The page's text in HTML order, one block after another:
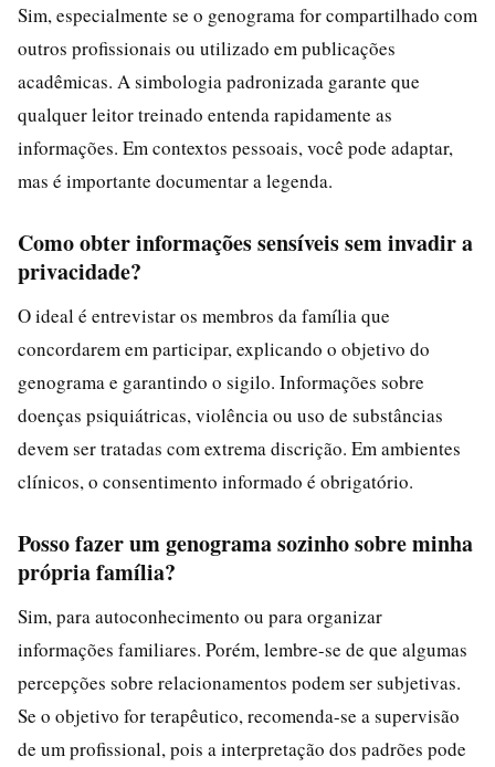
Sim, especialmente se o genograma for compartilhado com
outros profissionais ou utilizado em publicações
acadêmicas. A simbologia padronizada garante que
qualquer leitor treinado entenda rapidamente as
informações. Em contextos pessoais, você pode adaptar,
mas é importante documentar a legenda.
Como obter informações sensíveis sem invadir a
privacidade?
O ideal é entrevistar os membros da família que
concordarem em participar, explicando o objetivo do
genograma e garantindo o sigilo. Informações sobre
doenças psiquiátricas, violência ou uso de substâncias
devem ser tratadas com extrema discrição. Em ambientes
clínicos, o consentimento informado é obrigatório.
Posso fazer um genograma sozinho sobre minha
própria família?
Sim, para autoconhecimento ou para organizar
informações familiares. Porém, lembre-se de que algumas
percepções sobre relacionamentos podem ser subjetivas.
Se o objetivo for terapêutico, recomenda-se a supervisão
de um profissional, pois a interpretação dos padrões pode